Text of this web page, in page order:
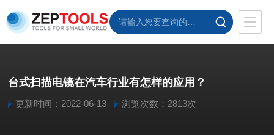
台式扫描电镜在汽车行业有怎样的应用？
更新时间：2022-06-13 浏览次数：2813次